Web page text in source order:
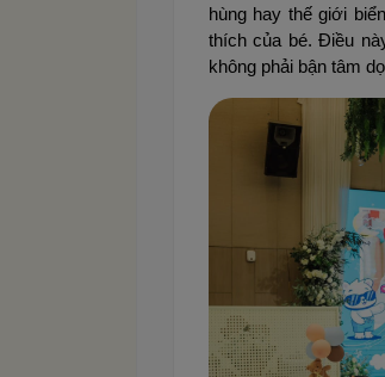
hùng hay thế giới
thích của bé. Điều
không phải bận tâm